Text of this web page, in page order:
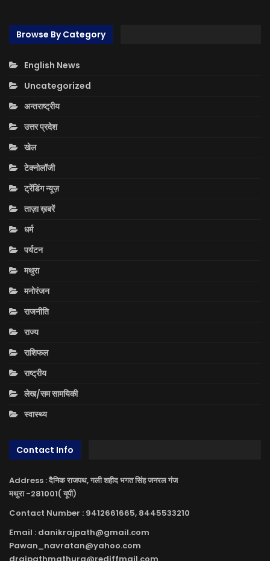
Browse By Category
English News
Uncategorized
अन्तराष्ट्रीय
उत्तर प्रदेश
खेल
टेक्नोलॉजी
ट्रेंडिंग न्यूज़
ताज़ा ख़बरें
धर्म
पर्यटन
मथुरा
मनोरंजन
राजनीति
राज्य
राशिफल
राष्ट्रीय
लेख/सम सामयिकी
स्वास्थ्य
Contact Info
Address : दैनिक राजपथ, गली शहीद भगत सिंह जनरल गंज
मथुरा -281001( यूपी)
Contact Number : 9412661665, 8445533210
Email : danikrajpath@gmail.com
Pawan_navratan@yahoo.com